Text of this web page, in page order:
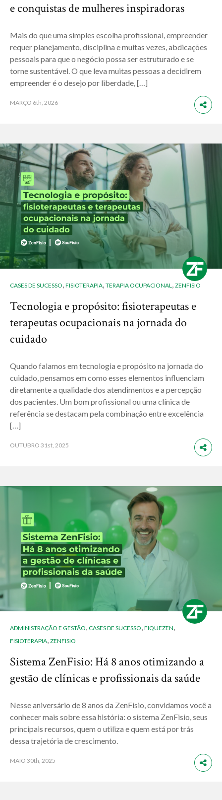
e conquistas de mulheres inspiradoras
Mais do que uma simples escolha profissional, empreender
requer planejamento, disciplina e muitas vezes, abdicações
pessoais para que o negócio possa ser estruturado e se
torne sustentável. O que leva muitas pessoas a decidirem
empreender é o desejo por liberdade, […]
MARÇO 6th, 2026
CASES DE SUCESSO, FISIOTERAPIA, TERAPIA OCUPACIONAL, ZENFISIO
Tecnologia e propósito: fisioterapeutas e
terapeutas ocupacionais na jornada do
cuidado
Quando falamos em tecnologia e propósito na jornada do
cuidado, pensamos em como esses elementos influenciam
diretamente a qualidade dos atendimentos e a percepção
dos pacientes. Um bom profissional ou uma clínica de
referência se destacam pela combinação entre excelência
[…]
OUTUBRO 31st, 2025
ADMINISTRAÇÃO E GESTÃO, CASES DE SUCESSO, FIQUEZEN,
FISIOTERAPIA, ZENFISIO
Sistema ZenFisio: Há 8 anos otimizando a
gestão de clínicas e profissionais da saúde
Nesse aniversário de 8 anos da ZenFisio, convidamos você a
conhecer mais sobre essa história: o sistema ZenFisio, seus
principais recursos, quem o utiliza e quem está por trás
dessa trajetória de crescimento.
MAIO 30th, 2025